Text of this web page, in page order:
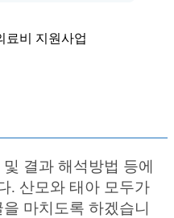
료비 지원사업
결과 해석방법 등에
. 산모와 태아 모두가
마치도록 하겠습니